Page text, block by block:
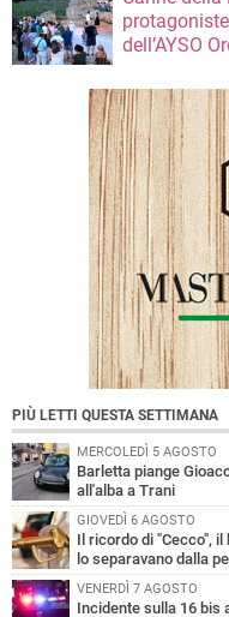
dell’AYSO
PIÙ LETTI QUESTA SETTIMANA
MERCOLEDÌ 5 AGOSTO
Barletta piange
all'alba a Trani
GIOVEDÌ 6 AGOSTO
Il ricordo di "Cecco",
lo separavano dalla
VENERDÌ 7 AGOSTO
Incidente sulla 16 bis